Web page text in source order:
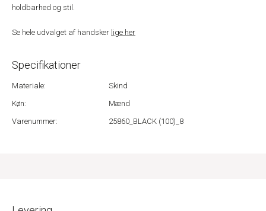
holdbarhed og stil.
Se hele udvalget af handsker lige her
Specifikationer
Materiale:
Skind
Køn:
Mænd
Varenummer:
25860_BLACK (100)_8